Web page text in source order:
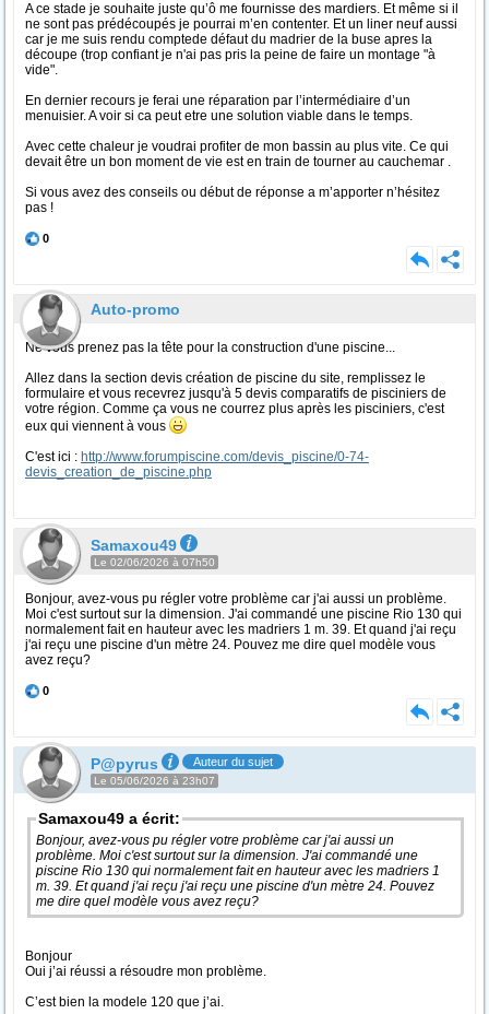
A ce stade je souhaite juste qu’ô me fournisse des mardiers. Et même si il
ne sont pas prédécoupés je pourrai m’en contenter. Et un liner neuf aussi
car je me suis rendu comptede défaut du madrier de la buse apres la
découpe (trop confiant je n'ai pas pris la peine de faire un montage "à
vide".
En dernier recours je ferai une réparation par l’intermédiaire d’un
menuisier. A voir si ca peut etre une solution viable dans le temps.
Avec cette chaleur je voudrai profiter de mon bassin au plus vite. Ce qui
devait être un bon moment de vie est en train de tourner au cauchemar .
Si vous avez des conseils ou début de réponse a m’apporter n’hésitez
pas !
0
Auto-promo
Ne vous prenez pas la tête pour la construction d'une piscine...
Allez dans la section devis création de piscine du site, remplissez le
formulaire et vous recevrez jusqu'à 5 devis comparatifs de pisciniers de
votre région. Comme ça vous ne courrez plus après les pisciniers, c'est
eux qui viennent à vous
C'est ici : http://www.forumpiscine.com/devis_piscine/0-74-
devis_creation_de_piscine.php
Samaxou49
Le 02/06/2026 à 07h50
Bonjour, avez-vous pu régler votre problème car j'ai aussi un problème.
Moi c'est surtout sur la dimension. J'ai commandé une piscine Rio 130 qui
normalement fait en hauteur avec les madriers 1 m. 39. Et quand j'ai reçu
j'ai reçu une piscine d'un mètre 24. Pouvez me dire quel modèle vous
avez reçu?
0
P@pyrus Auteur du sujet
Le 05/06/2026 à 23h07
Samaxou49 a écrit:
Bonjour, avez-vous pu régler votre problème car j'ai aussi un
problème. Moi c'est surtout sur la dimension. J'ai commandé une
piscine Rio 130 qui normalement fait en hauteur avec les madriers 1
m. 39. Et quand j'ai reçu j'ai reçu une piscine d'un mètre 24. Pouvez
me dire quel modèle vous avez reçu?
Bonjour
Oui j’ai réussi a résoudre mon problème.
C’est bien la modele 120 que j’ai.